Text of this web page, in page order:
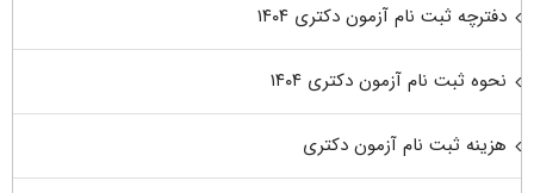
دفترچه ثبت نام آزمون دکتری ۱۴۰۴
نحوه ثبت نام آزمون دکتری ۱۴۰۴
هزینه ثبت نام آزمون دکتری